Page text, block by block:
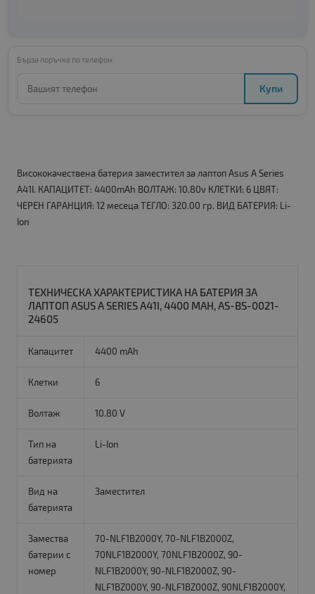
Бърза поръчка по телефон:
Купи
Висококачествена батерия заместител за лаптоп Asus A Series
A41I. КАПАЦИТЕТ: 4400mAh ВОЛТАЖ: 10.80v КЛЕТКИ: 6 ЦВЯТ:
ЧЕРЕН ГАРАНЦИЯ: 12 месеца ТЕГЛО: 320.00 гр. ВИД БАТЕРИЯ: Li-
Ion
ТЕХНИЧЕСКА ХАРАКТЕРИСТИКА НА БАТЕРИЯ ЗА
ЛАПТОП ASUS A SERIES A41I, 4400 MAH, AS-BS-0021-
24605
Капацитет 4400 mAh
Клетки 6
Волтаж 10.80 V
Тип на
батерията
Li-Ion
Вид на
батерията
Заместител
Замества
батерии с
номер
70-NLF1B2000Y, 70-NLF1B2000Z,
70NLF1B2000Y, 70NLF1B2000Z, 90-
NLF1B2000Y, 90-NLF1B2000Z, 90-
NLF1BZ000Y, 90-NLF1BZ000Z, 90NLF1B2000Y,